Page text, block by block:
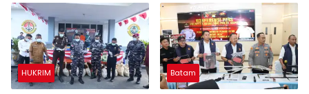
Lewat Tanjungpinang
HUKRIM Batam